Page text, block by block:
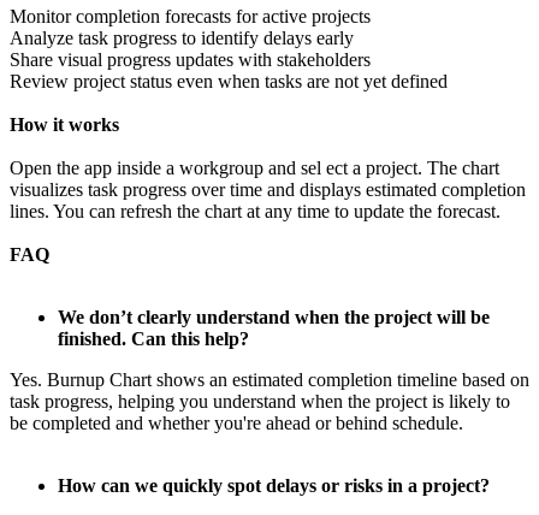
Monitor completion forecasts for active projects
Analyze task progress to identify delays early
Share visual progress updates with stakeholders
Review project status even when tasks are not yet defined
How it works
Open the app inside a workgroup and sel ect a project. The chart
visualizes task progress over time and displays estimated completion
lines. You can refresh the chart at any time to update the forecast.
FAQ
We don’t clearly understand when the project will be
finished. Can this help?
Yes. Burnup Chart shows an estimated completion timeline based on
task progress, helping you understand when the project is likely to
be completed and whether you're ahead or behind schedule.
How can we quickly spot delays or risks in a project?